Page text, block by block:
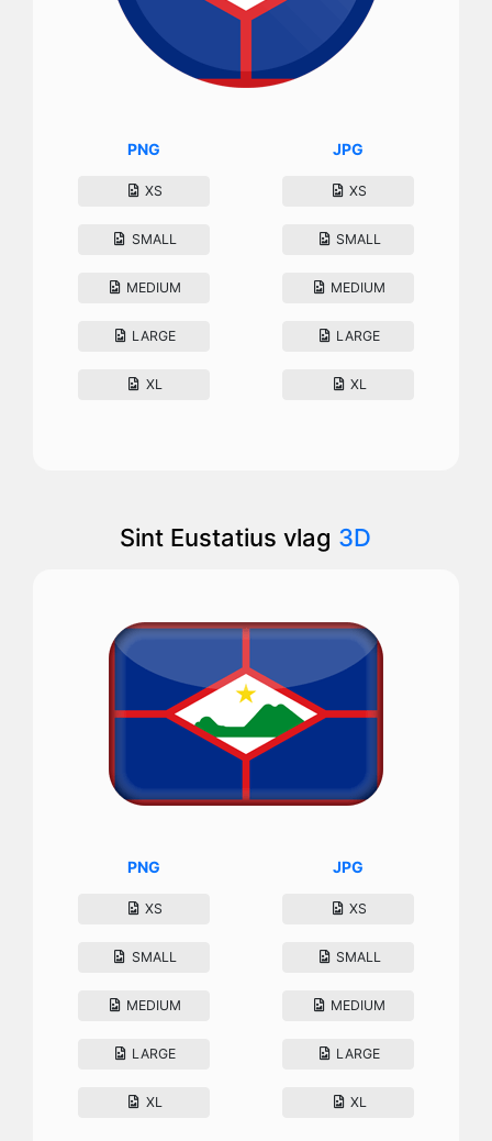
PNG
XS
SMALL
MEDIUM
LARGE
XL
JPG
XS
SMALL
MEDIUM
LARGE
XL
Sint Eustatius vlag 3D
PNG
XS
SMALL
MEDIUM
LARGE
XL
JPG
XS
SMALL
MEDIUM
LARGE
XL